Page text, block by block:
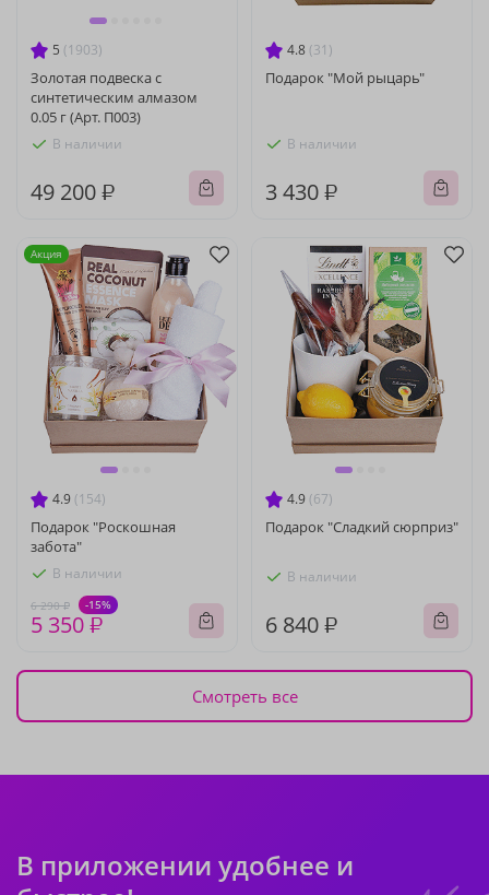
5 (1903)
Золотая подвеска с
синтетическим алмазом
0.05 г (Арт. П003)
В наличии
49 200 ₽
4.8 (31)
Подарок "Мой рыцарь"
В наличии
3 430 ₽
4.9 (154)
Подарок "Роскошная
забота"
В наличии
6 290 ₽ -15%
5 350 ₽
Акция
4.9 (67)
Подарок "Сладкий сюрприз"
В наличии
6 840 ₽
Смотреть все
В приложении удобнее и